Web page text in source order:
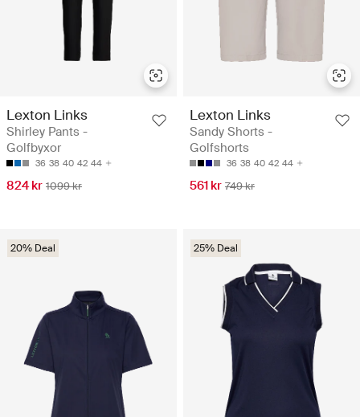
Lexton Links
Shirley Pants -
Golfbyxor
36 38 40 42 44
824 kr 1099 kr
Lexton Links
Sandy Shorts -
Golfshorts
36 38 40 42 44
561 kr 749 kr
20% Deal 25% Deal